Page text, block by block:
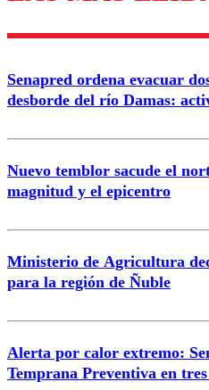
Senapred ordena evacuar
desborde del río Damas:
Nuevo temblor sacude el
magnitud y el epicentro
Ministerio de Agricultura
para la región de Ñuble
Alerta por calor extremo:
Temprana Preventiva en